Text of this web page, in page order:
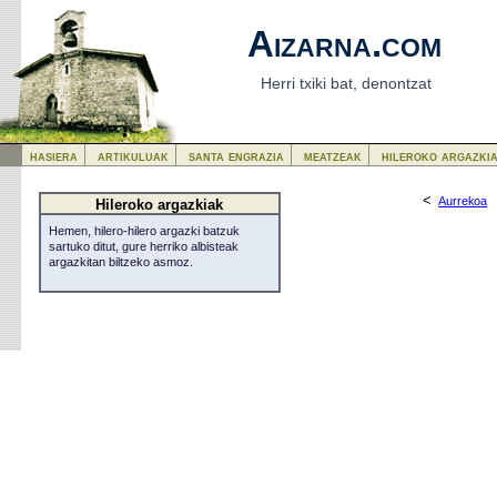
Aizarna.com
Herri txiki bat, denontzat
<Aurrekoa
Hileroko argazkiak
Hemen, hilero-hilero argazki batzuk
sartuko ditut, gure herriko albisteak
argazkitan biltzeko asmoz.
hasiera artikuluak santa engrazia meatzeak hileroko